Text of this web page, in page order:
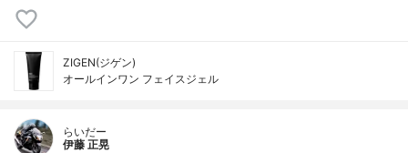
ZIGEN(ジゲン)
オールインワン フェイスジェル
らいだー
伊藤 正晃